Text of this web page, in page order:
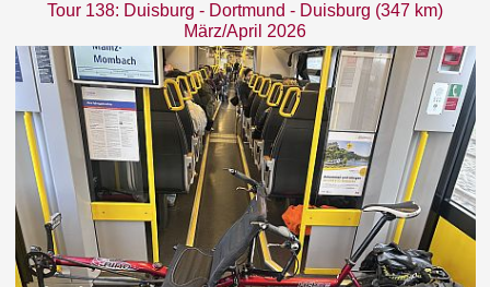
Tour 138: Duisburg - Dortmund - Duisburg (347 km)
März/April 2026